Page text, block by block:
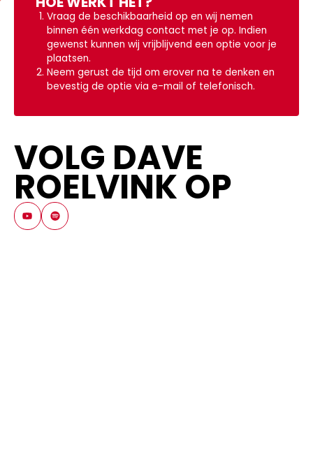
VOLG DAVE
ROELVINK OP
Vraag de beschikbaarheid op en wij nemen
binnen één werkdag contact met je op. Indien
gewenst kunnen wij vrijblijvend een optie voor je
plaatsen.
Neem gerust de tijd om erover na te denken en
bevestig de optie via e-mail of telefonisch.